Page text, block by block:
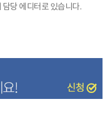
당 에디터로 있습니다.